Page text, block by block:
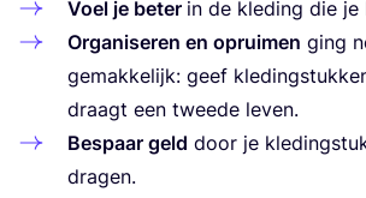
Voel je beter in de kle­ding die je
Orga­ni­se­ren en oprui­men ging
gemak­ke­lijk: geef
draagt een twee­de leven.
Bespaar geld door je
dragen.